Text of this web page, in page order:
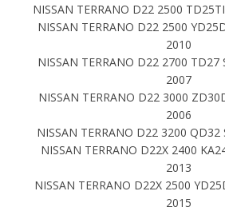
NISSAN TERRANO D22 2500
NISSAN TERRANO D22 2500
2010
NISSAN TERRANO D22 2700 TD27
2007
NISSAN TERRANO D22 3000
2006
NISSAN TERRANO D22 3200
NISSAN TERRANO D22X 2400
2013
NISSAN TERRANO D22X 2500
2015